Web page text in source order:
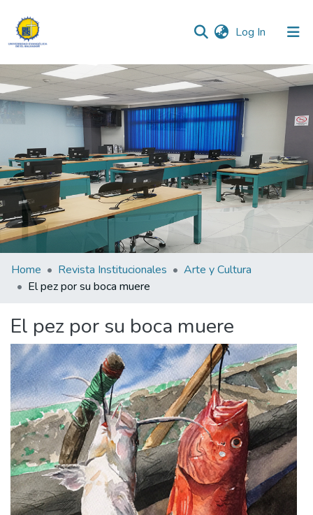
Log In (current)
Communities & Collections
All of DSpace
Home Revista Institucionales
Arte y Cultura
El pez por su boca muere
El pez por su boca muere